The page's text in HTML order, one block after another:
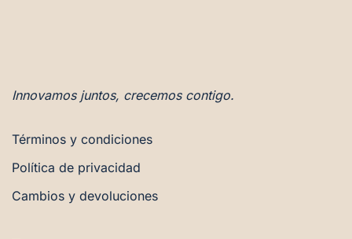
Innovamos juntos, crecemos contigo.
Términos y condiciones
Política de privacidad
Cambios y devoluciones